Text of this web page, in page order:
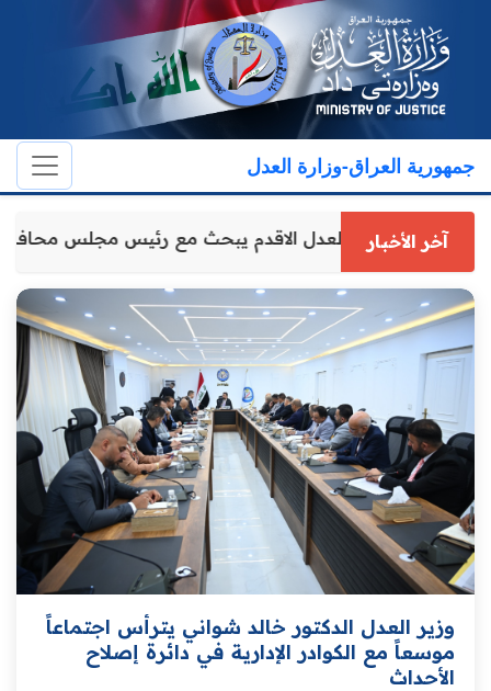
جمهورية العراق-وزارة العدل
آخر الأخبار
وكيل وزارة العدل الاقدم يبحث مع رئيس مجلس
وزير العدل الدكتور خالد شواني يترأس اجتماعاً
موسعاً مع الكوادر الإدارية في دائرة إصلاح
الأحداث